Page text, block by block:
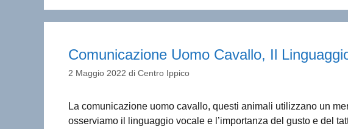
Comunicazione Uomo Cavallo, Il
2 Maggio 2022 di Centro Ippico
La comunicazione uomo cavallo, questi animali utilizzano un
osserviamo il linguaggio vocale e l’importanza del gusto e del